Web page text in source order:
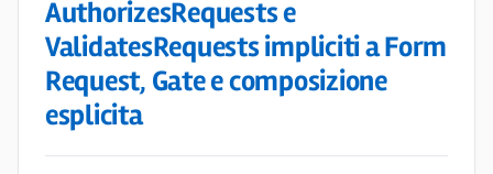
AuthorizesRequests e
ValidatesRequests impliciti a Form
Request, Gate e composizione
esplicita